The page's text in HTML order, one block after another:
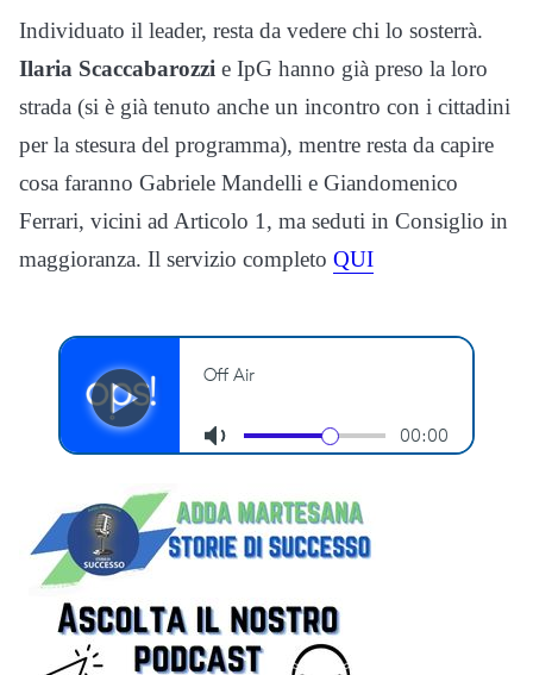
Individuato il leader, resta da vedere chi lo sosterrà.
Ilaria Scaccabarozzi e IpG hanno già preso la loro
strada (si è già tenuto anche un incontro con i cittadini
per la stesura del programma), mentre resta da capire
cosa faranno Gabriele Mandelli e Giandomenico
Ferrari, vicini ad Articolo 1, ma seduti in Consiglio in
maggioranza. Il servizio completo QUI